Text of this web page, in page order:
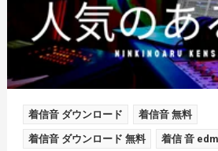
着信音 ダウンロード 着信音 無料
着信音 ダウンロード 無料 着信 音 edm